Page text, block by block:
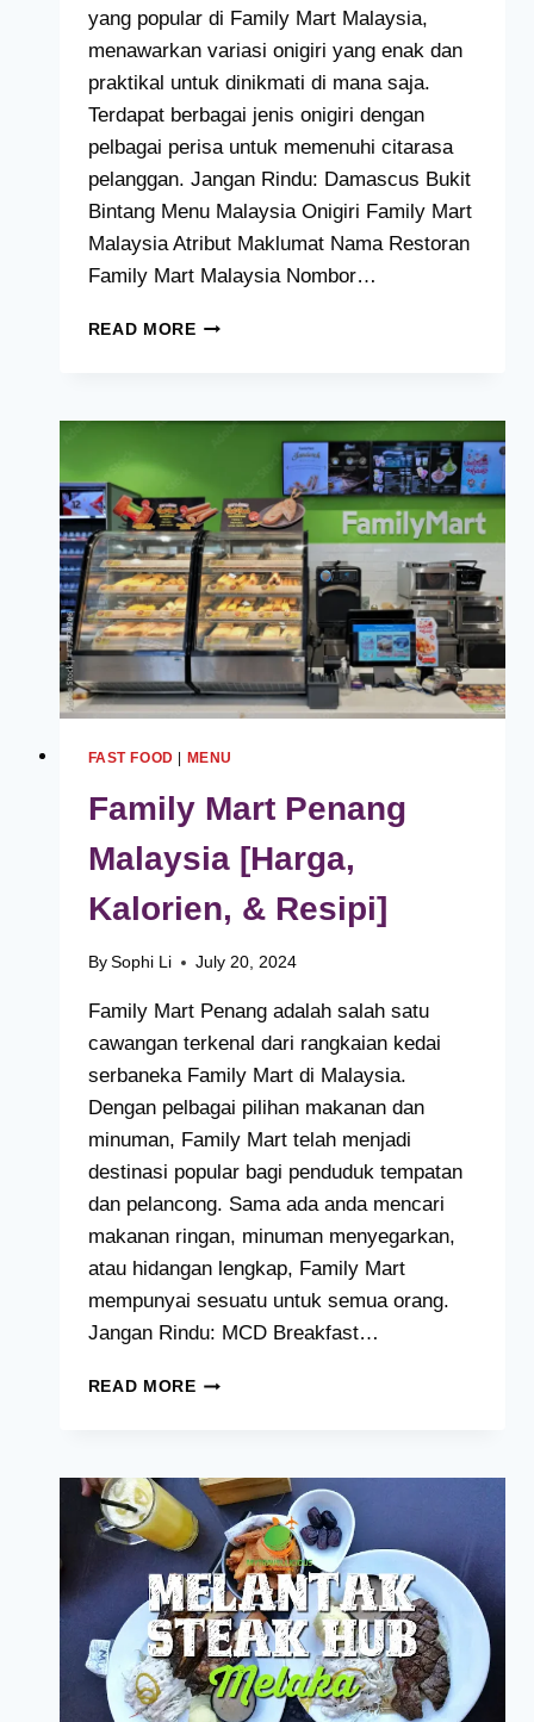
yang popular di Family Mart Malaysia,
menawarkan variasi onigiri yang enak dan
praktikal untuk dinikmati di mana saja.
Terdapat berbagai jenis onigiri dengan
pelbagai perisa untuk memenuhi citarasa
pelanggan. Jangan Rindu: Damascus Bukit
Bintang Menu Malaysia Onigiri Family Mart
Malaysia Atribut Maklumat Nama Restoran
Family Mart Malaysia Nombor…
READ MOREONIGIRI
[HARGA,
KALORIEN,
RESIPI]
FAST FOOD MENU
Family Mart Penang
Malaysia [Harga,
Kalorien, & Resipi]
By Sophi Li July 20, 2024
Family Mart Penang adalah salah satu
cawangan terkenal dari rangkaian kedai
serbaneka Family Mart di Malaysia.
Dengan pelbagai pilihan makanan dan
minuman, Family Mart telah menjadi
destinasi popular bagi penduduk tempatan
dan pelancong. Sama ada anda mencari
makanan ringan, minuman menyegarkan,
atau hidangan lengkap, Family Mart
mempunyai sesuatu untuk semua orang.
Jangan Rindu: MCD Breakfast…
READ MOREFAMILY
[HARGA,
KALORIEN,
&
RESIPI]